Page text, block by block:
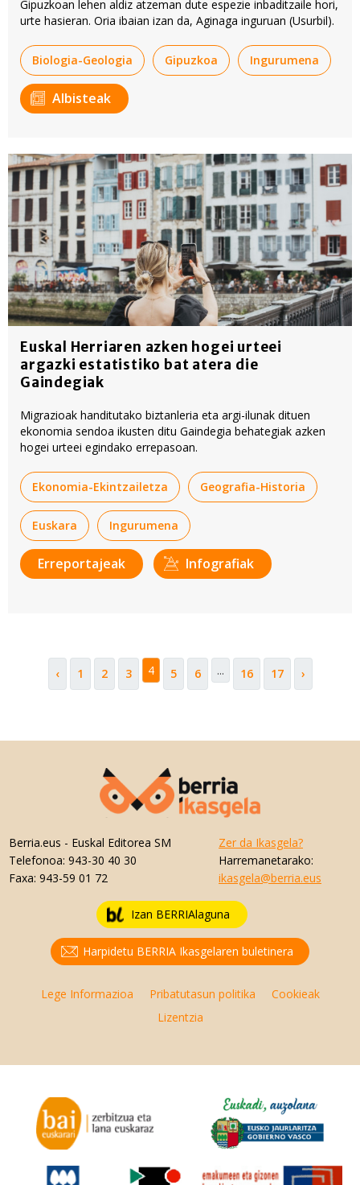
Gipuzkoan lehen aldiz atzeman dute espezie inbaditzaile hori,
urte hasieran. Oria ibaian izan da, Aginaga inguruan (Usurbil).
Biologia-Geologia Gipuzkoa Ingurumena
Albisteak
Euskal Herriaren azken hogei urteei
argazki estatistiko bat atera die
Gaindegiak
Migrazioak handitutako biztanleria eta argi-ilunak dituen
ekonomia sendoa ikusten ditu Gaindegia behategiak azken
hogei urteei egindako errepasoan.
Ekonomia-Ekintzailetza Geografia-Historia
Euskara Ingurumena
Erreportajeak Infografiak
‹ 1 2 3 4 5 6 ... 16 17 ›
Berria.eus - Euskal Editorea SM
Telefonoa: 943-30 40 30
Faxa: 943-59 01 72
Zer da Ikasgela?
Harremanetarako:
ikasgela@berria.eus
Izan BERRIAlaguna
Harpidetu BERRIA Ikasgelaren buletinera
Lege Informazioa Pribatutasun politika
Cookieak
Lizentzia